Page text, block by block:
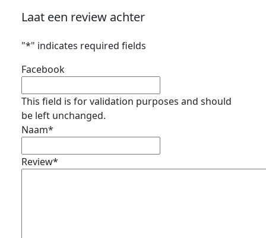
Laat een review achter
"*" indicates required fields
Facebook
This field is for validation purposes and should
be left unchanged.
Naam*
Review*